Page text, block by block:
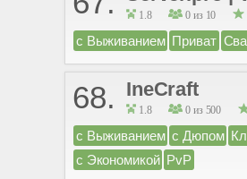
1.8 0 из 10
с Выживанием Приват
68. IneCraft
1.8 0 из 500
с Выживанием с Дюпом
с Экономикой PvP